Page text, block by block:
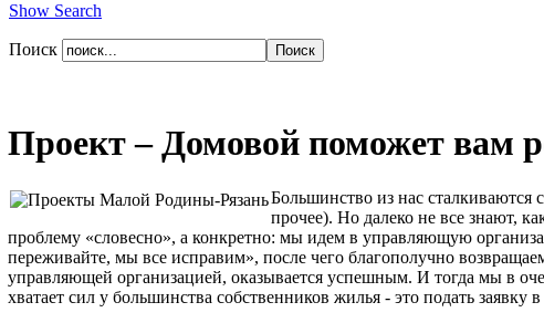
Show Search
Поиск
Проект – Домовой поможет
Большинство из нас
прочее). Но далеко не все знают,
проблему «словесно», а конкретно: мы идем в управляющую
переживайте, мы все исправим», после чего благополучно
управляющей организацией, оказывается успешным. И тогда мы в
хватает сил у большинства собственников жилья - это подать заявку